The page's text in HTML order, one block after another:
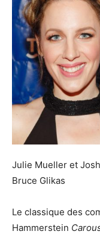
Julie Mueller et
Bruce Glikas
Le classique des
Hammerstein